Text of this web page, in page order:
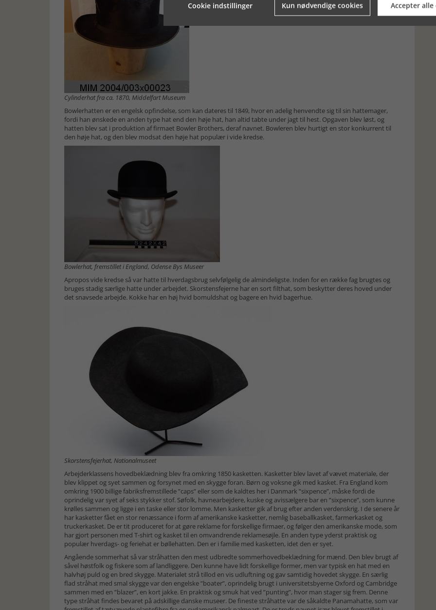
Cylinderhat fra ca. 1870, Middelfart Museum
Bowlerhatten er en engelsk opfindelse, som kan dateres til 1849, hvor en adelig henvendte sig til sin hattemager,
fordi han ønskede en anden type hat end den høje hat, han altid tabte under jagt til hest. Opgaven blev løst, og
hatten blev sat i produktion af firmaet Bowler Brothers, deraf navnet. Bowleren blev hurtigt en stor konkurrent til
den høje hat, og den blev modsat den høje hat populær i vide kredse.
Bowlerhat, fremstillet i England, Odense Bys Museer
Apropos vide kredse så var hatte til hverdagsbrug selvfølgelig de almindeligste. Inden for en række fag brugtes og
bruges stadig særlige hatte under arbejdet. Skorstensfejerne har en sort filthat, som beskytter deres hoved under
det snavsede arbejde. Kokke har en høj hvid bomuldshat og bagere en hvid bagerhue.
Skorstensfejerhat, Nationalmuseet
Arbejderklassens hovedbeklædning blev fra omkring 1850 kasketten. Kasketter blev lavet af vævet materiale, der
blev klippet og syet sammen og forsynet med en skygge foran. Børn og voksne gik med kasket. Fra England kom
omkring 1900 billige fabriksfremstillede ”caps” eller som de kaldtes her i Danmark ”sixpence”, måske fordi de
oprindelig var syet af seks stykker stof. Søfolk, havnearbejdere, kuske og avissælgere bar en ”sixpence”, som kunne
krølles sammen og ligge i en taske eller stor lomme. Men kasketter gik af brug efter anden verdenskrig. I de senere år
har kasketter fået en stor renæssance i form af amerikanske kasketter, nemlig baseballkasket, farmerkasket og
truckerkasket. De er tit produceret for at gøre reklame for forskellige firmaer, og følger den amerikanske mode, som
har gjort personen med T-shirt og kasket til en omvandrende reklamesøjle. En anden type yderst praktisk og
populær hverdags- og feriehat er bøllehatten. Den er i familie med kasketten, idet den er syet.
Angående sommerhat så var stråhatten den mest udbredte sommerhovedbeklædning for mænd. Den blev brugt af
såvel høstfolk og fiskere som af landliggere. Den kunne have lidt forskellige former, men var typisk en hat med en
halvhøj puld og en bred skygge. Materialet strå tillod en vis udluftning og gav samtidig hovedet skygge. En særlig
flad stråhat med smal skygge var den engelske ”boater”, oprindelig brugt i universitetsbyerne Oxford og Cambridge
sammen med en ”blazer”, en kort jakke. En praktisk og smuk hat ved ”punting”, hvor man stager sig frem. Denne
type stråhat findes bevaret på adskillige danske museer. De fineste stråhatte var de såkaldte Panamahatte, som var
Cookie indstillinger Kun nødvendige cookies Accepter alle